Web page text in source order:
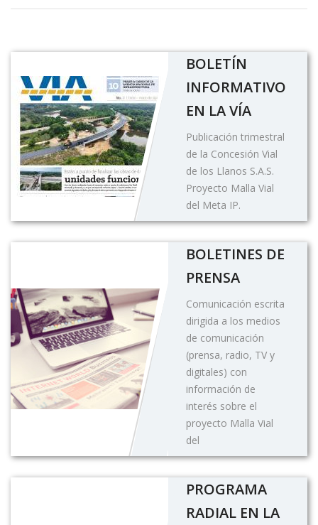
BOLETÍN
INFORMATIVO
EN LA VÍA
Publicación trimestral
de la Concesión Vial
de los Llanos S.A.S.
Proyecto Malla Vial
del Meta IP.
BOLETINES DE
PRENSA
Comunicación escrita
dirigida a los medios
de comunicación
(prensa, radio, TV y
digitales) con
información de
interés sobre el
proyecto Malla Vial
del
PROGRAMA
RADIAL EN LA